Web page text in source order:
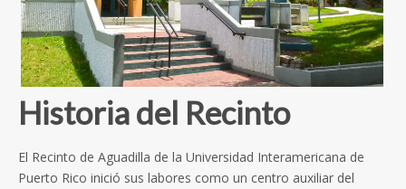
Historia del Recinto
El Recinto de Aguadilla de la Universidad Interamericana de
Puerto Rico inició sus labores como un centro auxiliar del